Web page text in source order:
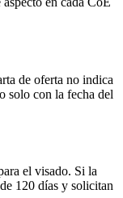
de oferta no indica
solo con la fecha del
el visado. Si la
120 días y solicitan